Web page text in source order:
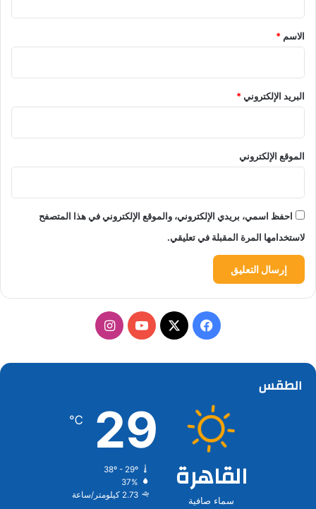
*
الاسم *
البريد الإلكتروني*
الموقع الإلكتروني
احفظ اسمي، بريدي الإلكتروني، والموقع الإلكتروني في هذا المتصفح
لاستخدامها المرة المقبلة في تعليقي.
فيسبوك
‫X
‫YouTubeانستقرام
الطقس
القاهرة
سماء صافية
29
℃
38º - 29º
37%
2.73 كيلومتر/ساعة